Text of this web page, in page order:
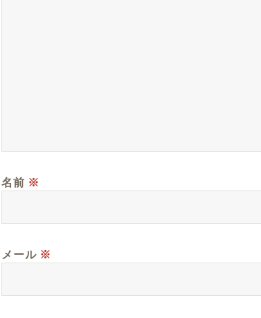
名前 ※
メール ※